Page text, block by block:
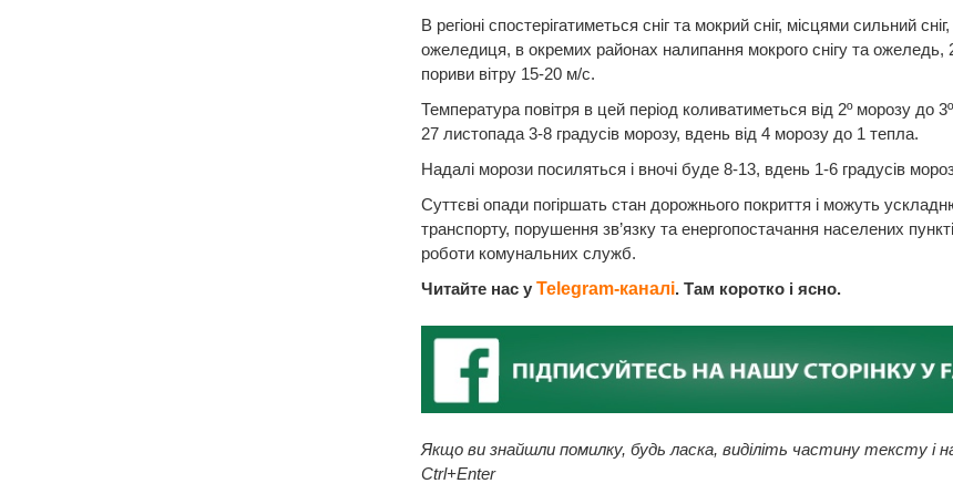
В регіоні спостерігатиметься сніг та мокрий сніг, місцями сильний
ожеледиця, в окремих районах налипання мокрого снігу та ожеледь,
пориви вітру 15-20 м/с.
Температура повітря в цей період коливатиметься від 2º морозу до
27 листопада 3-8 градусів морозу, вдень від 4 морозу до 1 тепла.
Надалі морози посиляться і вночі буде 8-13, вдень 1-6 градусів
Суттєві опади погіршать стан дорожнього покриття і можуть
транспорту, порушення зв’язку та енергопостачання населених
роботи комунальних служб.
Читайте нас у Telegram-каналі. Там коротко і ясно.
Якщо ви знайшли помилку, будь ласка, виділіть частину тексту і
Ctrl+Enter